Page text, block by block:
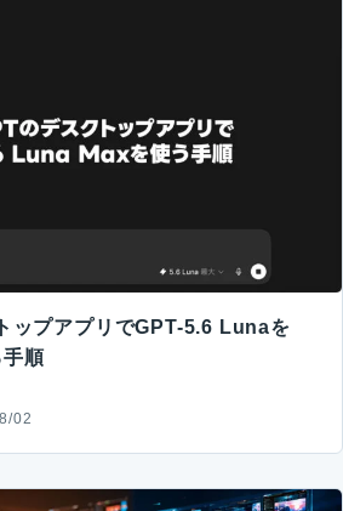
ップアプリでGPT-5.6 Lunaを
手順
02